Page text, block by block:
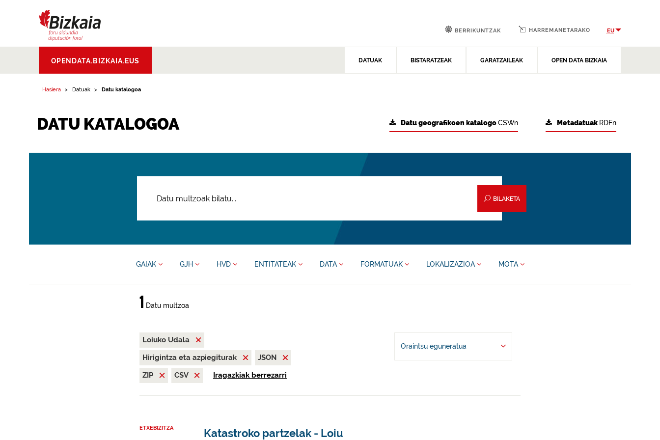
Aldundia.Diputacion
Foral de Bizkaia
OPENDATA.BIZKAIA.EUS DATUAK BISTARATZEAK GARATZAILEAK OPEN DATA BIZKAIA
BERRIKUNTZAK HARREMANETARAKO EU
Hasiera Datuak Datu katalogoa
DATU KATALOGOA Metadatuak RDFn
Datu geografikoen katalogoCSWn
BILAKETA
GAIAK GJH HVD ENTITATEAK DATA FORMATUAK LOKALIZAZIOA MOTA
1 Datu multzoa
Loiuko Udala
Hirigintza eta azpiegiturak
JSON
ZIP
CSV Iragazkiak berrezarri
Oraintsu eguneratua
ETXEBIZITZA Katastroko partzelak - Loiu